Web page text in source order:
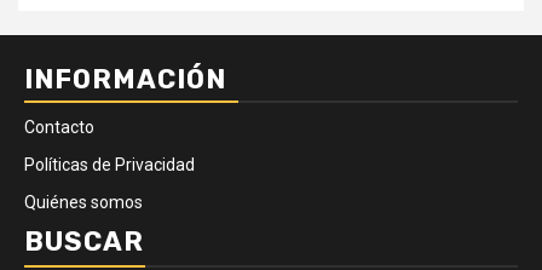
INFORMACIÓN
Contacto
Políticas de Privacidad
Quiénes somos
BUSCAR